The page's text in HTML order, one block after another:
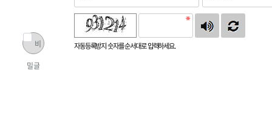
자동등록방지 숫자를 순서대로 입력하세요.
비
밀글